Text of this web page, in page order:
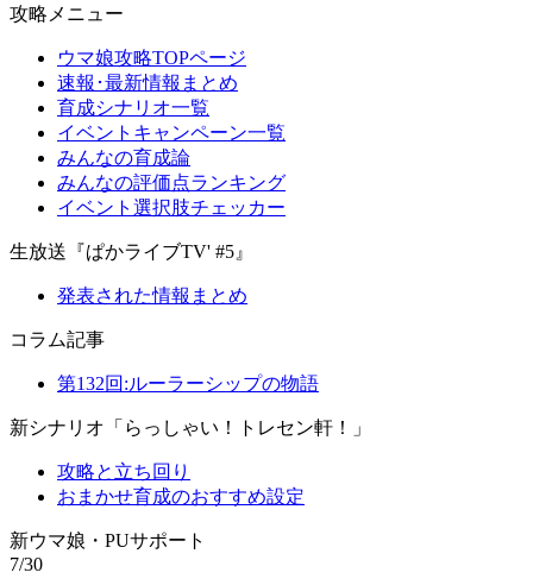
攻略メニュー
ウマ娘攻略TOPページ
速報･最新情報まとめ
育成シナリオ一覧
イベントキャンペーン一覧
みんなの育成論
みんなの評価点ランキング
イベント選択肢チェッカー
生放送『ぱかライブTV' #5』
発表された情報まとめ
コラム記事
第132回:ルーラーシップの物語
新シナリオ「らっしゃい！トレセン軒！」
攻略と立ち回り
おまかせ育成のおすすめ設定
新ウマ娘・PUサポート
7/30